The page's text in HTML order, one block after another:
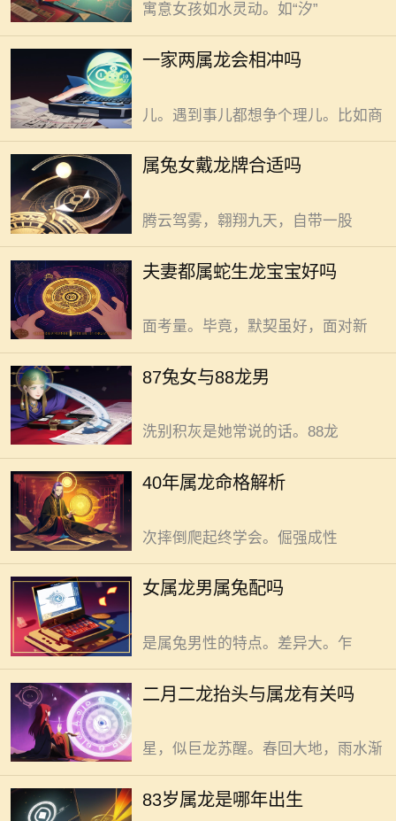
寓意女孩如水灵动。如“汐”
一家两属龙会相冲吗
里俩属龙气场是否会“打架”。其实，
这说法一般没啥科学依据。多是民间
一种模糊联想罢了。莫纠结。 日
儿。遇到事儿都想争个理儿。比如商
属兔女戴龙牌合适吗
这事儿得细琢磨，属兔女戴龙牌
合适与否有诸多考量。 实现家庭
康、和谐与持续发展的运势支撑，可
以通过通过精准抑制火气、强化土性
根基、调和内外环境完成。龙，在传
腾云驾雾，翱翔九天，自带一股
夫妻都属蛇生龙宝宝好吗
夫妻都属蛇盼生龙宝宝，这事儿
在理论上可行且值得期待。 属蛇
动狡黠，遇事冷静自持，对生活规划
清晰。两人相处，默契十足心有灵
犀。日常交流，一个眼神一个动作便
面考量。毕竟，默契虽好，面对新
87兔女与88龙男
87兔女与88龙男，相处需多些理
解包容，如此才能让感情稳步升
约。清晨阳光刚洒进窗，她便轻手轻
脚起身整理房间。衣物叠放整齐，桌
面擦拭干净，角落灰尘也不放过。家
洗别积灰是她常说的话。88龙
40年属龙命格解析
40年属龙者，一生顺遂有福泽，
命格自带特殊魅力。 龙，华夏文
龙，不服输的劲儿与生俱来。幼时，
对世界充满好奇。探索欲如火般旺
盛。遇到难题不低头。学骑自行车摔
次摔倒爬起终学会。倔强成性
女属龙男属兔配吗
相处得宜感情稳，女属龙男属兔
的组合存在适配可能。 强势尊贵
输的劲儿，行事果断目标明确，自带
强大气场，这是属龙女性的特质。温
和细腻是兔给人的感觉。大多性格随
是属兔男性的特点。差异大。乍
二月二龙抬头与属龙有关吗
二月二龙抬头与属龙并无直接关
联。二月二，春雷响，龙抬头。街头
神点儿”，话里带着几分期待与神
秘。可这期待与神秘，未必真与属龙
者有特殊联系。 老辈儿讲，龙抬
星，似巨龙苏醒。春回大地，雨水渐
83岁属龙是哪年出生
83岁属龙的人大概率出生于1940
年或1941年。 要算这83岁属龙的
今年是2024年，生肖每十二年一轮
回。从2024年往前推83岁，得到
1941年。但生肖按农历算，且出生当
家有龙虎属相的女孩，福气满满
自成风景。龙，象征祥瑞；虎，寓意